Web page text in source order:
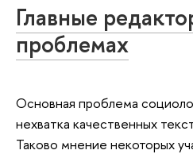
Главные
проблемах
Основная проблема
нехватка качественных
Таково мнение некоторых